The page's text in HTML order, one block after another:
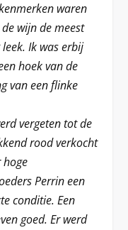
waren
wijn de meest
Ik was erbij
hoek van de
van een flinke
vergeten tot de
rood verkocht
Perrin een
conditie. Een
goed. Er werd